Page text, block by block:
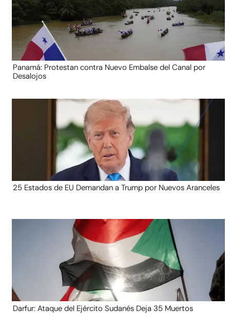
Panamá: Protestan contra Nuevo Embalse del Canal por
Desalojos
25 Estados de EU Demandan a Trump por Nuevos Aranceles
Darfur: Ataque del Ejército Sudanés Deja 35 Muertos